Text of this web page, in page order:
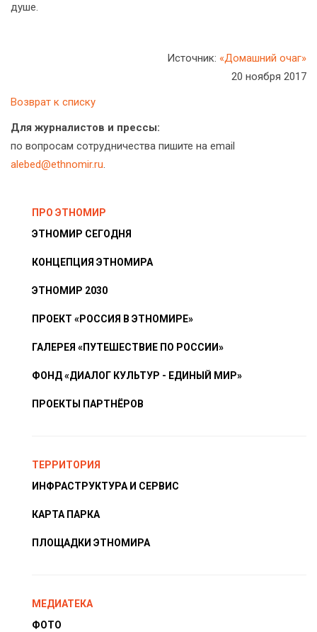
душе.
Источник: «Домашний очаг»
20 ноября 2017
Возврат к списку
Для журналистов и прессы:
по вопросам сотрудничества пишите на email
alebed@ethnomir.ru.
ПРО ЭТНОМИР
ЭТНОМИР СЕГОДНЯ
КОНЦЕПЦИЯ ЭТНОМИРА
ЭТНОМИР 2030
ПРОЕКТ «РОССИЯ В ЭТНОМИРЕ»
ГАЛЕРЕЯ «ПУТЕШЕСТВИЕ ПО РОССИИ»
ФОНД «ДИАЛОГ КУЛЬТУР - ЕДИНЫЙ МИР»
ПРОЕКТЫ ПАРТНЁРОВ
ТЕРРИТОРИЯ
ИНФРАСТРУКТУРА И СЕРВИС
КАРТА ПАРКА
ПЛОЩАДКИ ЭТНОМИРА
МЕДИАТЕКА
ФОТО